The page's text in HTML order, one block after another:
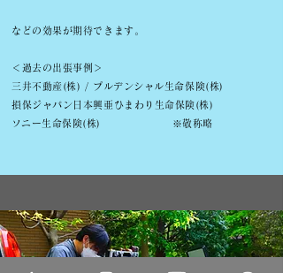
などの効果が期待できます。
＜過去の出張事例＞
三井不動産(株) / プルデンシャル生命保険(株)
損保ジャパン日本興亜ひまわり生命保険(株)
​ソニー生命保険(株) ※敬称略